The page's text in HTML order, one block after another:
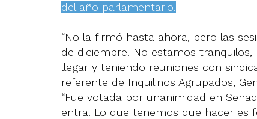
del año parlamentario.
“No la firmó hasta ahora, pero las
de diciembre. No estamos
llegar y teniendo reuniones con
referente de Inquilinos Agrupados,
“Fue votada por unanimidad en
entra. Lo que tenemos que hacer es